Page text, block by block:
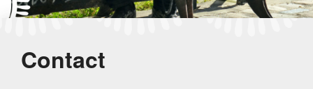
Contact